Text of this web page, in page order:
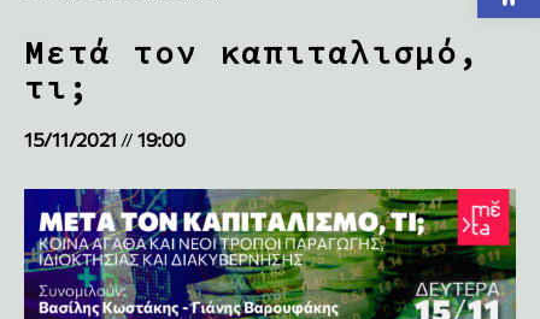
Μετά τον καπιταλισμό,
τι;
15/11/2021 // 19:00